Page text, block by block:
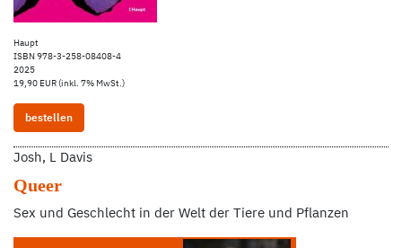
Haupt
ISBN 978-3-258-08408-4
2025
19,90 EUR (inkl. 7% MwSt.)
bestellen
Josh, L Davis
Queer
Sex und Geschlecht in der Welt der Tiere und Pflanzen